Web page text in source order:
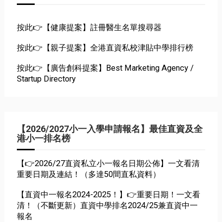
按此👉【健康提案】註冊醫生名單搜尋器
按此👉【親子提案】全港直資私校津貼中學排行榜
按此👉【廣告創科提案】Best Marketing Agency /
Startup Directory
【2026/2027小一入學申請報名】最佳直資及全
港小一排名榜
【👉2026/27直資私立小一報名日期公佈】一文看清
重要日期及連結！（多達50間直私資料）
【直資中一報名2024-2025！】👉重要日期！一文看
清！（不斷更新）直資中學排名2024/25兼直資中一
報名